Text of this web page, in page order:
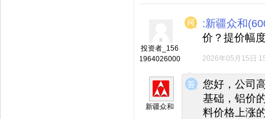
投资者_156
1964026000
:新疆众和
价？提价幅
2026年05月15日
◆
◆
新疆众和
您好，公司
基础，铝价
料价格上涨